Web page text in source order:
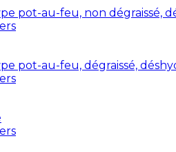
pot-au-feu, non dégraissé,
pot-au-feu, dégraissé,